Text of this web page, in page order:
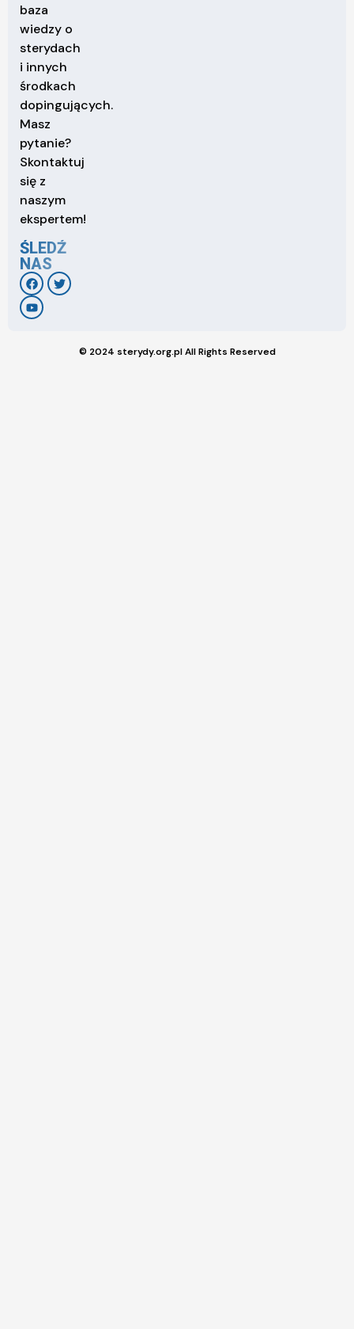
baza
wiedzy o
sterydach
i innych
środkach
dopingujących.
Masz
pytanie?
Skontaktuj
się z
naszym
ekspertem!
ŚLEDŹ
NAS
© 2024 sterydy.org.pl All Rights Reserved